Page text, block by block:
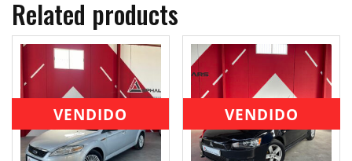
Related products
VENDIDO VENDIDO